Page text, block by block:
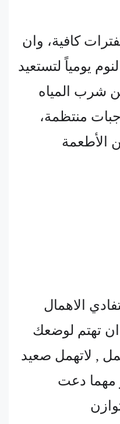
كافية، وان
يومياً لتستعيد
شرب المياه
منتظمة،
الأطعمة
الاهمال
تهتم لوضعك
, لاتهمل صعيد
دعت